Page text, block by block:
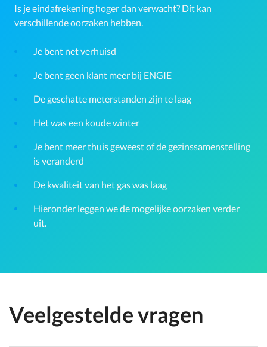
Is je eindafrekening hoger dan verwacht? Dit kan
verschillende oorzaken hebben.
Je bent net verhuisd
Je bent geen klant meer bij ENGIE
De geschatte meterstanden zijn te laag
Het was een koude winter
Je bent meer thuis geweest of de gezinssamenstelling
is veranderd
De kwaliteit van het gas was laag
Hieronder leggen we de mogelijke oorzaken verder
uit.
Veelgestelde vragen